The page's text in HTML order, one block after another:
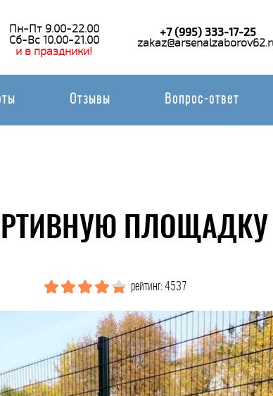
Пн-Пт 9.00-22.00
Сб-Вс 10.00-21.00
и в праздники!
+7 (995) 333-17-25
Отзывы Вопрос-ответ
ПЛОЩАДКУ
рейтинг: 4537